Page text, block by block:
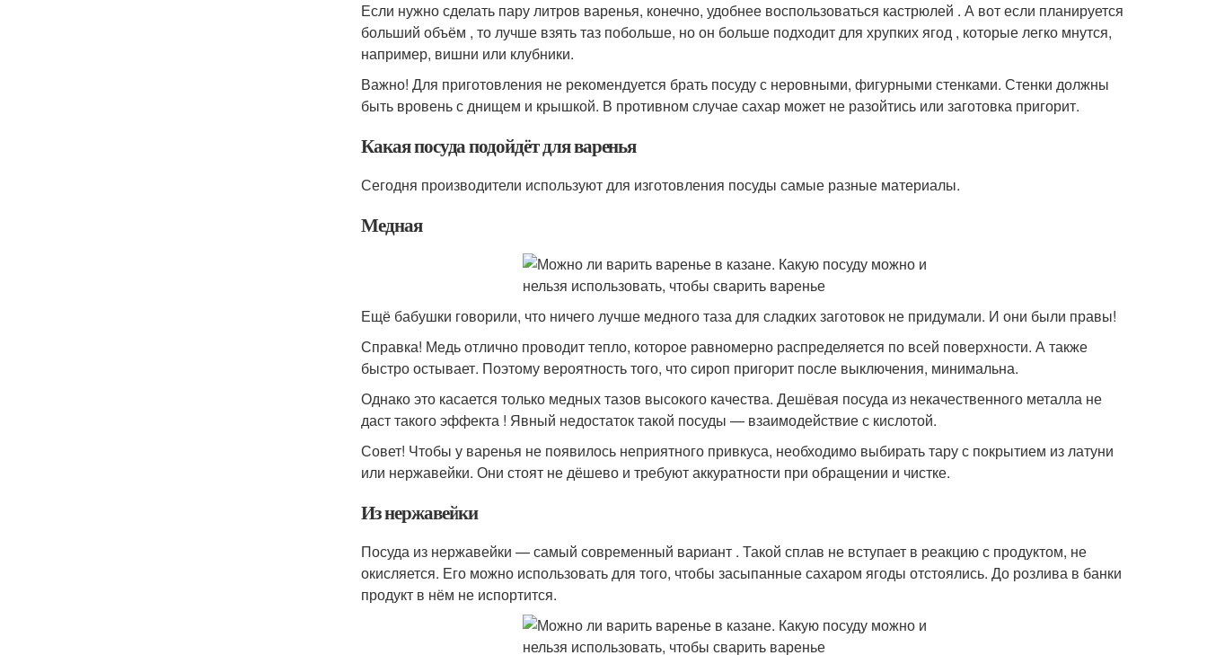
Если нужно сделать пару литров варенья, конечно, удобнее воспользоваться кастрюлей . А вот если планируется
больший объём , то лучше взять таз побольше, но он больше подходит для хрупких ягод , которые легко мнутся,
например, вишни или клубники.
Важно! Для приготовления не рекомендуется брать посуду с неровными, фигурными стенками. Стенки должны
быть вровень с днищем и крышкой. В противном случае сахар может не разойтись или заготовка пригорит.
Какая посуда подойдёт для варенья
Сегодня производители используют для изготовления посуды самые разные материалы.
Медная
Ещё бабушки говорили, что ничего лучше медного таза для сладких заготовок не придумали. И они были правы!
Справка! Медь отлично проводит тепло, которое равномерно распределяется по всей поверхности. А также
быстро остывает. Поэтому вероятность того, что сироп пригорит после выключения, минимальна.
Однако это касается только медных тазов высокого качества. Дешёвая посуда из некачественного металла не
даст такого эффекта ! Явный недостаток такой посуды — взаимодействие с кислотой.
Совет! Чтобы у варенья не появилось неприятного привкуса, необходимо выбирать тару с покрытием из латуни
или нержавейки. Они стоят не дёшево и требуют аккуратности при обращении и чистке.
Из нержавейки
Посуда из нержавейки — самый современный вариант . Такой сплав не вступает в реакцию с продуктом, не
окисляется. Его можно использовать для того, чтобы засыпанные сахаром ягоды отстоялись. До розлива в банки
продукт в нём не испортится.